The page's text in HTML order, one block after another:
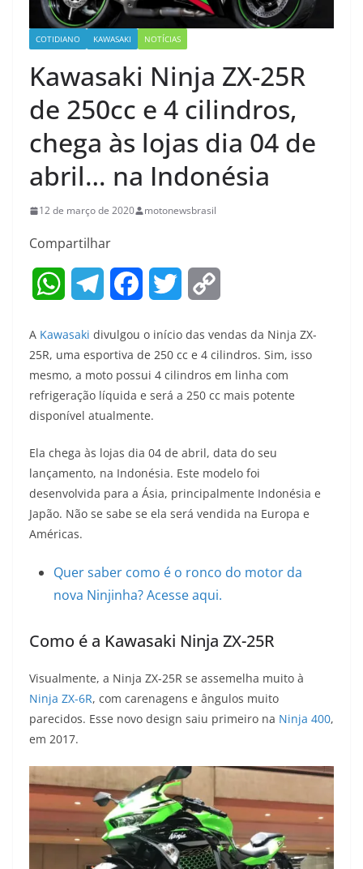
COTIDIANO KAWASAKI NOTÍCIAS
Kawasaki Ninja ZX-25R
de 250cc e 4 cilindros,
chega às lojas dia 04 de
abril… na Indonésia
12 de março de 2020 motonewsbrasil
Compartilhar
W
a
t
s
p
p
l
e
g
a
m
c
e
b
o
o
k
i
t
r
p
y
n
k
A Kawasaki divulgou o início das vendas da Ninja ZX-
25R, uma esportiva de 250 cc e 4 cilindros. Sim, isso
mesmo, a moto possui 4 cilindros em linha com
refrigeração líquida e será a 250 cc mais potente
disponível atualmente.
Ela chega às lojas dia 04 de abril, data do seu
lançamento, na Indonésia. Este modelo foi
desenvolvida para a Ásia, principalmente Indonésia e
Japão. Não se sabe se ela será vendida na Europa e
Américas.
Quer saber como é o ronco do motor da
nova Ninjinha? Acesse aqui.
Como é a Kawasaki Ninja ZX-25R
Visualmente, a Ninja ZX-25R se assemelha muito à
Ninja ZX-6R, com carenagens e ângulos muito
parecidos. Esse novo design saiu primeiro na Ninja 400,
em 2017.